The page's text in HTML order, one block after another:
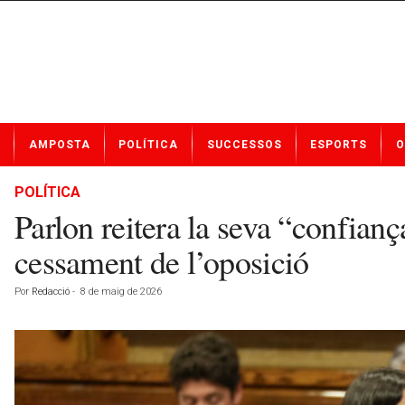
t
AMPOSTA POLÍTICA SUCCESSOS ESPORTS
POLÍTICA
Parlon reitera la seva
cessament de l’oposició
Por Redacció - 8 de maig de 2026